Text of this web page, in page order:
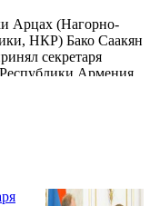
Арцах (Нагорно-
НКР) Бако Саакян
секретаря
Армения
этом сообщает
НКР.